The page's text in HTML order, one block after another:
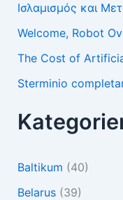
Ισλαμισμός και
Welcome, Robot
The Cost of
Sterminio
Baltikum (40)
Belarus(39)